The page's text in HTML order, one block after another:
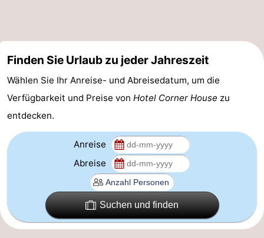
Spezial
Kanale
Coffeeshops
Homohauptstadt
Rotlichtviertel
der
Plätze
Finden Sie Urlaub zu jeder Jahreszeit
Wählen Sie Ihr Anreise- und Abreisedatum, um die
Verfügbarkeit und Preise von Hotel Corner House zu
entdecken.
Anreise
Abreise
Suchen und finden